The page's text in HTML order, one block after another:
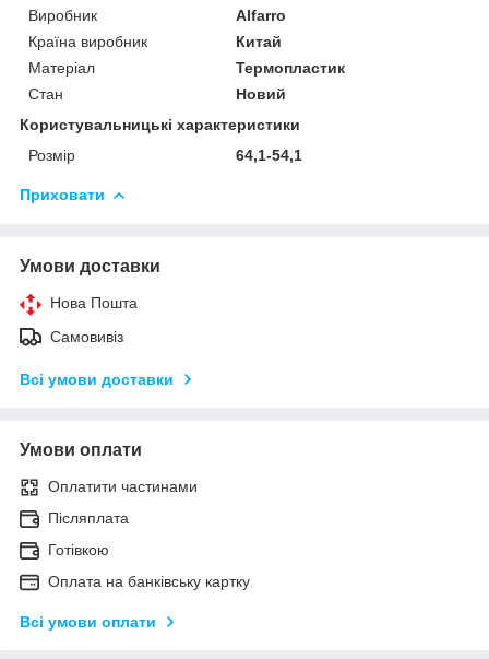
Виробник
Alfarro
Країна виробник
Китай
Матеріал
Термопластик
Стан
Новий
Користувальницькі характеристики
Розмір
64,1-54,1
Приховати
Умови доставки
Нова Пошта
Самовивіз
Всі умови доставки
Умови оплати
Оплатити частинами
Післяплата
Готівкою
Оплата на банківську картку
Всі умови оплати